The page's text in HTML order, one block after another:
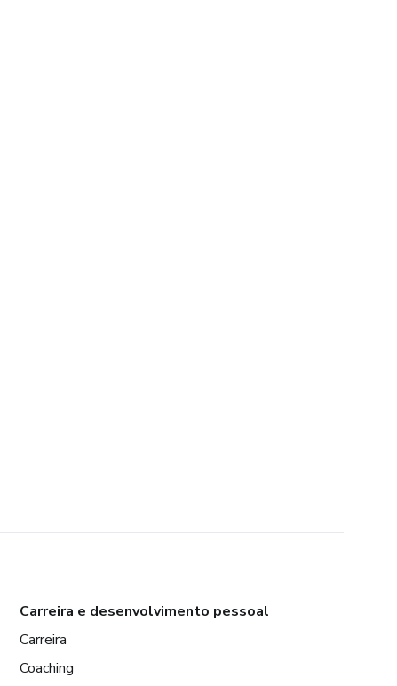
Carreira e desenvolvimento pessoal
Carreira
Coaching